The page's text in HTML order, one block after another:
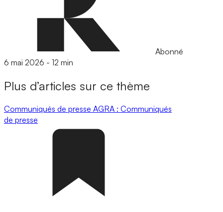
Abonné
6 mai 2026 - 12 min
Plus d’articles sur ce thème
Communiqués de presse AGRA : Communiqués
de presse